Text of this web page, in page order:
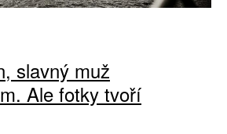
slavný muž
Ale fotky tvoří